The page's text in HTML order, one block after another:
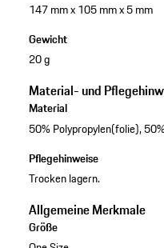
147 mm x 105 mm x 5 mm
Gewicht
20 g
Material- und
Material
50% Polypropylen(folie),
Pflegehinweise
Trocken lagern.
Allgemeine Merkmale
Größe